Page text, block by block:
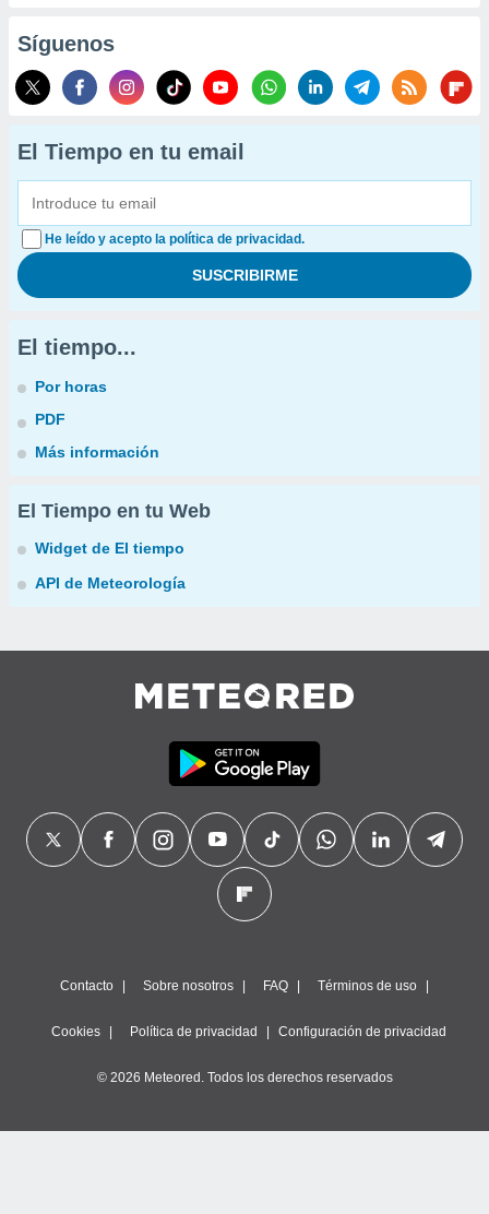
Síguenos
El Tiempo en tu email
He leído y acepto la política de privacidad.
El tiempo...
Por horas
PDF
Más información
El Tiempo en tu Web
Widget de El tiempo
API de Meteorología
Contacto Sobre nosotros FAQ Términos de uso
Cookies Política de privacidad Configuración de privacidad
© 2026 Meteored. Todos los derechos reservados